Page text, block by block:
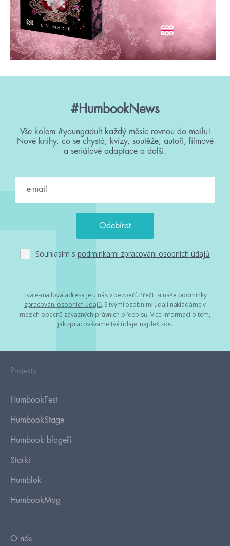
#HumbookNews
Vše kolem #youngadult každý měsíc rovnou do mailu!
Nové knihy, co se chystá, kvízy, soutěže, autoři, filmové
a seriálové adaptace a další.
Souhlasím s podmínkami zpracování osobních údajů
Tvá e-mailová adresa je u nás v bezpečí. Přečti si naše podmínky
zpracování osobních údajů. S tvými osobními údaji nakládáme v
mezích obecně závazných právních předpisů. Více informací o tom,
jak zpracováváme tvé údaje, najdeš zde.
Projekty
HumbookFest
HumbookStage
Humbook blogeři
Storki
Humblok
HumbookMag
O nás